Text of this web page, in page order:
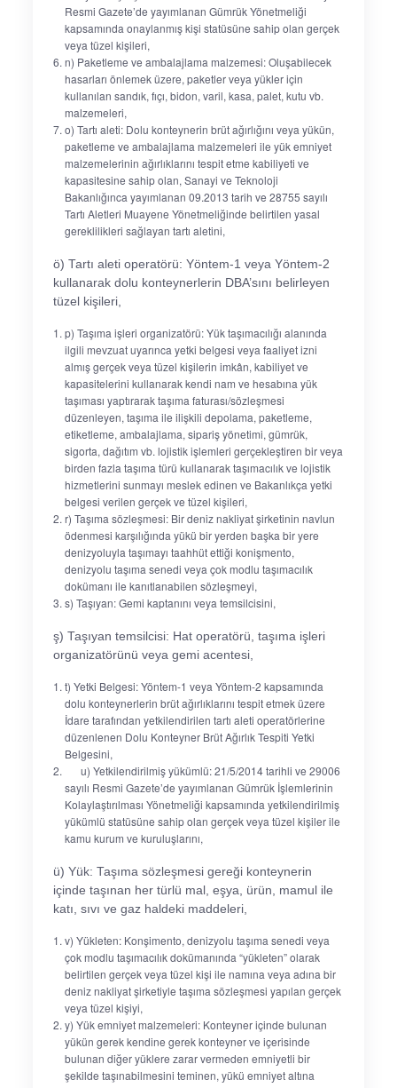
Resmi Gazete’de yayımlanan Gümrük Yönetmeliği
kapsamında onaylanmış kişi statüsüne sahip olan gerçek
veya tüzel kişileri,
n) Paketleme ve ambalajlama malzemesi: Oluşabilecek
hasarları önlemek üzere, paketler veya yükler için
kullanılan sandık, fıçı, bidon, varil, kasa, palet, kutu vb.
malzemeleri,
o) Tartı aleti: Dolu konteynerin brüt ağırlığını veya yükün,
paketleme ve ambalajlama malzemeleri ile yük emniyet
malzemelerinin ağırlıklarını tespit etme kabiliyeti ve
kapasitesine sahip olan, Sanayi ve Teknoloji
Bakanlığınca yayımlanan 09.2013 tarih ve 28755 sayılı
Tartı Aletleri Muayene Yönetmeliğinde belirtilen yasal
gereklilikleri sağlayan tartı aletini,
ö) Tartı aleti operatörü: Yöntem-1 veya Yöntem-2
kullanarak dolu konteynerlerin DBA’sını belirleyen
tüzel kişileri,
p) Taşıma işleri organizatörü: Yük taşımacılığı alanında
ilgili mevzuat uyarınca yetki belgesi veya faaliyet izni
almış gerçek veya tüzel kişilerin imkân, kabiliyet ve
kapasitelerini kullanarak kendi nam ve hesabına yük
taşıması yaptırarak taşıma faturası/sözleşmesi
düzenleyen, taşıma ile ilişkili depolama, paketleme,
etiketleme, ambalajlama, sipariş yönetimi, gümrük,
sigorta, dağıtım vb. lojistik işlemleri gerçekleştiren bir veya
birden fazla taşıma türü kullanarak taşımacılık ve lojistik
hizmetlerini sunmayı meslek edinen ve Bakanlıkça yetki
belgesi verilen gerçek ve tüzel kişileri,
r) Taşıma sözleşmesi: Bir deniz nakliyat şirketinin navlun
ödenmesi karşılığında yükü bir yerden başka bir yere
denizyoluyla taşımayı taahhüt ettiği konişmento,
denizyolu taşıma senedi veya çok modlu taşımacılık
dokümanı ile kanıtlanabilen sözleşmeyi,
s) Taşıyan: Gemi kaptanını veya temsilcisini,
ş) Taşıyan temsilcisi: Hat operatörü, taşıma işleri
organizatörünü veya gemi acentesi,
t) Yetki Belgesi: Yöntem-1 veya Yöntem-2 kapsamında
dolu konteynerlerin brüt ağırlıklarını tespit etmek üzere
İdare tarafından yetkilendirilen tartı aleti operatörlerine
düzenlenen Dolu Konteyner Brüt Ağırlık Tespiti Yetki
Belgesini,
u) Yetkilendirilmiş yükümlü: 21/5/2014 tarihli ve 29006
sayılı Resmi Gazete’de yayımlanan Gümrük İşlemlerinin
Kolaylaştırılması Yönetmeliği kapsamında yetkilendirilmiş
yükümlü statüsüne sahip olan gerçek veya tüzel kişiler ile
kamu kurum ve kuruluşlarını,
ü) Yük: Taşıma sözleşmesi gereği konteynerin
içinde taşınan her türlü mal, eşya, ürün, mamul ile
katı, sıvı ve gaz haldeki maddeleri,
v) Yükleten: Konşimento, denizyolu taşıma senedi veya
çok modlu taşımacılık dokümanında “yükleten” olarak
belirtilen gerçek veya tüzel kişi ile namına veya adına bir
deniz nakliyat şirketiyle taşıma sözleşmesi yapılan gerçek
veya tüzel kişiyi,
y) Yük emniyet malzemeleri: Konteyner içinde bulunan
yükün gerek kendine gerek konteyner ve içerisinde
bulunan diğer yüklere zarar vermeden emniyetli bir
şekilde taşınabilmesini teminen, yükü emniyet altına